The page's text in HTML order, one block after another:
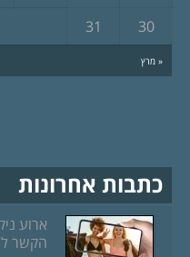
« מרץ
30
31
כתבות אחרונות
הקשר ל NFT ?